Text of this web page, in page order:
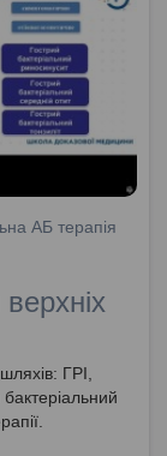
АБ терапія
ГРІ,
бактеріальний